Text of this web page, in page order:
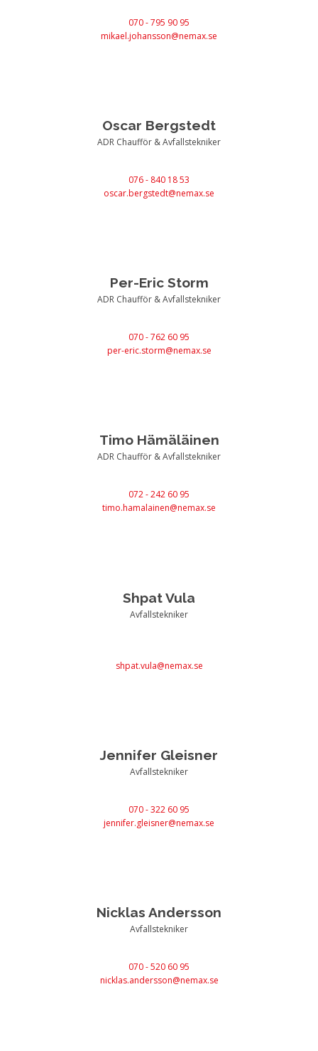
070 - 795 90 95
mikael.johansson@nemax.se
Oscar Bergstedt
ADR Chaufför & Avfallstekniker
076 - 840 18 53
oscar.bergstedt@nemax.se
Per-Eric Storm
ADR Chaufför & Avfallstekniker
070 - 762 60 95
per-eric.storm@nemax.se
Timo Hämäläinen
ADR Chaufför & Avfallstekniker
072 - 242 60 95
timo.hamalainen@nemax.se
Shpat Vula
Avfallstekniker
shpat.vula@nemax.se
Jennifer Gleisner
Avfallstekniker
070 - 322 60 95
jennifer.gleisner@nemax.se
Nicklas Andersson
Avfallstekniker
070 - 520 60 95
nicklas.andersson@nemax.se